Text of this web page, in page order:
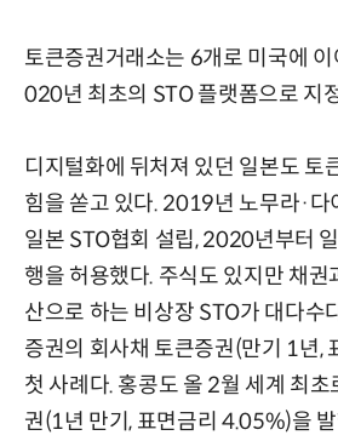
토큰증권거래소는 6개로 미국에
020년 최초의 STO 플랫폼으로 지
디지털화에 뒤처져 있던 일본도 토
힘을 쏟고 있다. 2019년 노무라·다
일본 STO협회 설립, 2020년부터
행을 허용했다. 주식도 있지만 채권
산으로 하는 비상장 STO가 대다수
증권의 회사채 토큰증권(만기 1년,
첫 사례다. 홍콩도 올 2월 세계 최
권(1년 만기, 표면금리 4.05%)을